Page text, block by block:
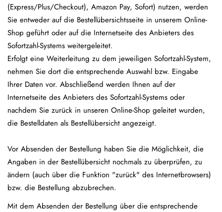
(Express/Plus/Checkout), Amazon Pay, Sofort) nutzen, werden
Sie entweder auf die Bestellübersichtsseite in unserem Online-
Shop geführt oder auf die Internetseite des Anbieters des
Sofortzahl-Systems weitergeleitet.
Erfolgt eine Weiterleitung zu dem jeweiligen Sofortzahl-System,
nehmen Sie dort die entsprechende Auswahl bzw. Eingabe
Ihrer Daten vor. Abschließend werden Ihnen auf der
Internetseite des Anbieters des Sofortzahl-Systems oder
nachdem Sie zurück in unseren Online-Shop geleitet wurden,
die Bestelldaten als Bestellübersicht angezeigt.
Vor Absenden der Bestellung haben Sie die Möglichkeit, die
Angaben in der Bestellübersicht nochmals zu überprüfen, zu
ändern (auch über die Funktion "zurück" des Internetbrowsers)
bzw. die Bestellung abzubrechen.
Mit dem Absenden der Bestellung über die entsprechende